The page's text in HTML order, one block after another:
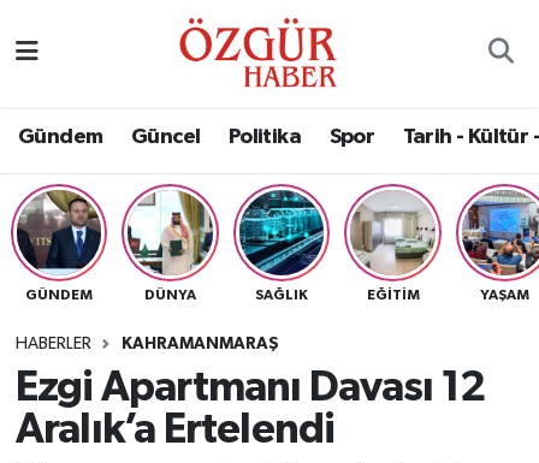
Gündem Güncel Politika Spor Tarih - Kültür
GÜNDEM DÜNYA SAĞLIK EĞITIM YAŞAM
HABERLER KAHRAMANMARAŞ
Ezgi Apartmanı Davası 12
Aralık’a Ertelendi
Eğitim
Ekonomi
Güncel
Gündem
Nöbetçi Eczaneler
Namaz Vakitleri
Trafik Durumu
Süper Lig Puan Durumu ve Fikstür
Tüm Manşetler